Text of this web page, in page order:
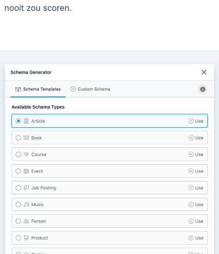
nooit zou scoren.